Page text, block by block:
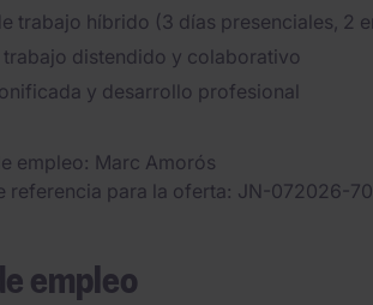
trabajo híbrido (3 días presenciales, 2
trabajo distendido y colaborativo
y desarrollo profesional
empleo
Marc Amorós
referencia para la oferta JN-072026-
empleo